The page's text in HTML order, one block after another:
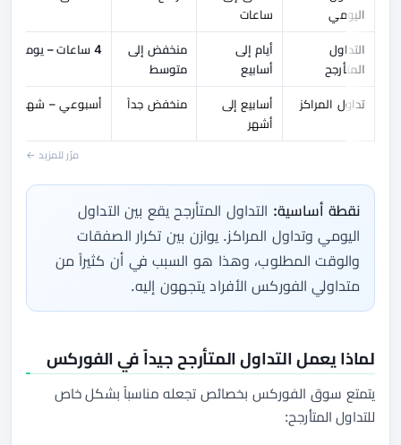
اليومي
ساعات
التداول
المتأرجح
أيام إلى
أسابيع
منخفض إلى
متوسط
4 ساعات – يومي
تداول المراكز
أسابيع إلى
أشهر
منخفض جداً أسبوعي – شهري
مرّر للمزيد ←
نقطة أساسية: التداول المتأرجح يقع بين التداول
اليومي وتداول المراكز. يوازن بين تكرار الصفقات
والوقت المطلوب، وهذا هو السبب في أن كثيراً من
متداولي الفوركس الأفراد يتجهون إليه.
لماذا يعمل التداول المتأرجح جيداً في الفوركس
يتمتع سوق الفوركس بخصائص تجعله مناسباً بشكل خاص
للتداول المتأرجح: